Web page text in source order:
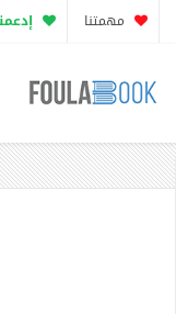
مهمتنا